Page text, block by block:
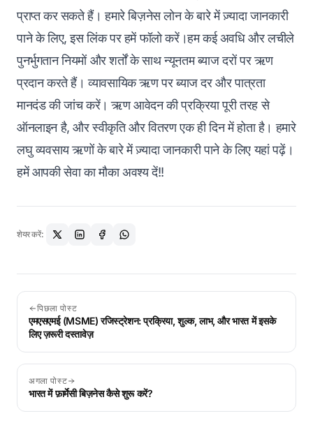
प्राप्त कर सकते हैं। हमारे बिज़नेस लोन के बारे में ज़्यादा जानकारी
पाने के लिए, इस लिंक पर हमें फॉलो करें।हम कई अवधि और लचीले
पुनर्भुगतान नियमों और शर्तों के साथ न्यूनतम ब्याज दरों पर ऋण
प्रदान करते हैं।व्यावसायिक ऋण पर ब्याज दरऔरपात्रता
मानदंडकी जांच करें। ऋण आवेदन की प्रक्रिया पूरी तरह से
ऑनलाइन है, और स्वीकृति और वितरण एक ही दिन में होता है। हमारे
लघु व्यवसाय ऋणों के बारे में ज़्यादा जानकारी पाने के लिए यहां पढ़ें।
हमें आपकी सेवा का मौका अवश्य दें!!
शेयर करें:
पिछला पोस्ट
एमएसएमई (MSME) रजिस्ट्रेशन: प्रक्रिया, शुल्क, लाभ, और भारत में इसके
लिए ज़रूरी दस्तावेज़
अगला पोस्ट
भारत में फ़ार्मेसी बिज़नेस कैसे शुरू करें?